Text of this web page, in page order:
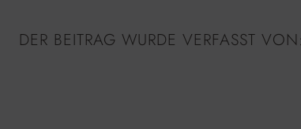
DER BEITRAG WURDE VERFASST VON: